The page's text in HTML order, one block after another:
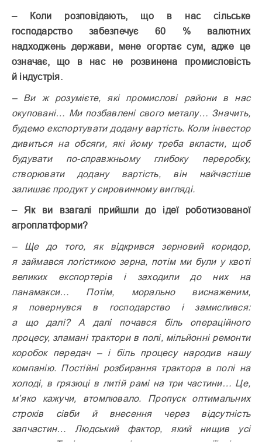
– Коли розповідають, що в нас сільське
господарство забезпечує 60 % валютних
надходжень держави, мене огортає сум, адже це
означає, що в нас не розвинена промисловість
й індустрія.
– Ви ж розумієте, які промислові райони в нас
окуповані… Ми позбавлені свого металу… Значить,
будемо експортувати додану вартість. Коли інвестор
дивиться на обсяги, які йому треба вкласти, щоб
будувати по-справжньому глибоку переробку,
створювати додану вартість, він найчастіше
залишає продукт у сировинному вигляді.
– Як ви взагалі прийшли до ідеї роботизованої
агроплатформи?
– Ще до того, як відкрився зерновий коридор,
я займався логістикою зерна, потім ми були у квоті
великих експортерів і заходили до них на
панамакси… Потім, морально виснаженим,
я повернувся в господарство і замислився:
а що далі? А далі почався біль операційного
процесу, зламані трактори в полі, мільйонні ремонти
коробок передач – і біль процесу народив нашу
компанію. Постійні розбирання трактора в полі на
холоді, в грязюці в литій рамі на три частини… Це,
м’яко кажучи, втомлювало. Пропуск оптимальних
строків сівби й внесення через відсутність
запчастин… Людський фактор, який нищив усі